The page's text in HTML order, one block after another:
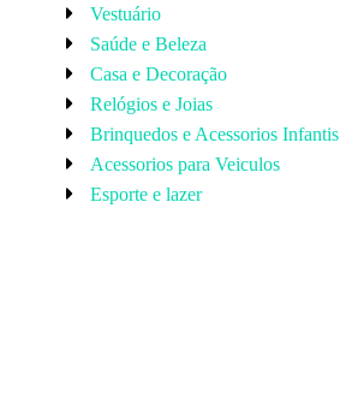
Vestuário
Saúde e Beleza
Casa e Decoração
Relógios e Joias
Brinquedos e Acessorios Infantis
Acessorios para Veiculos
Esporte e lazer